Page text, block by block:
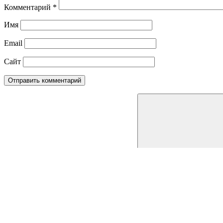
Комментарий *
Имя
Email
Сайт